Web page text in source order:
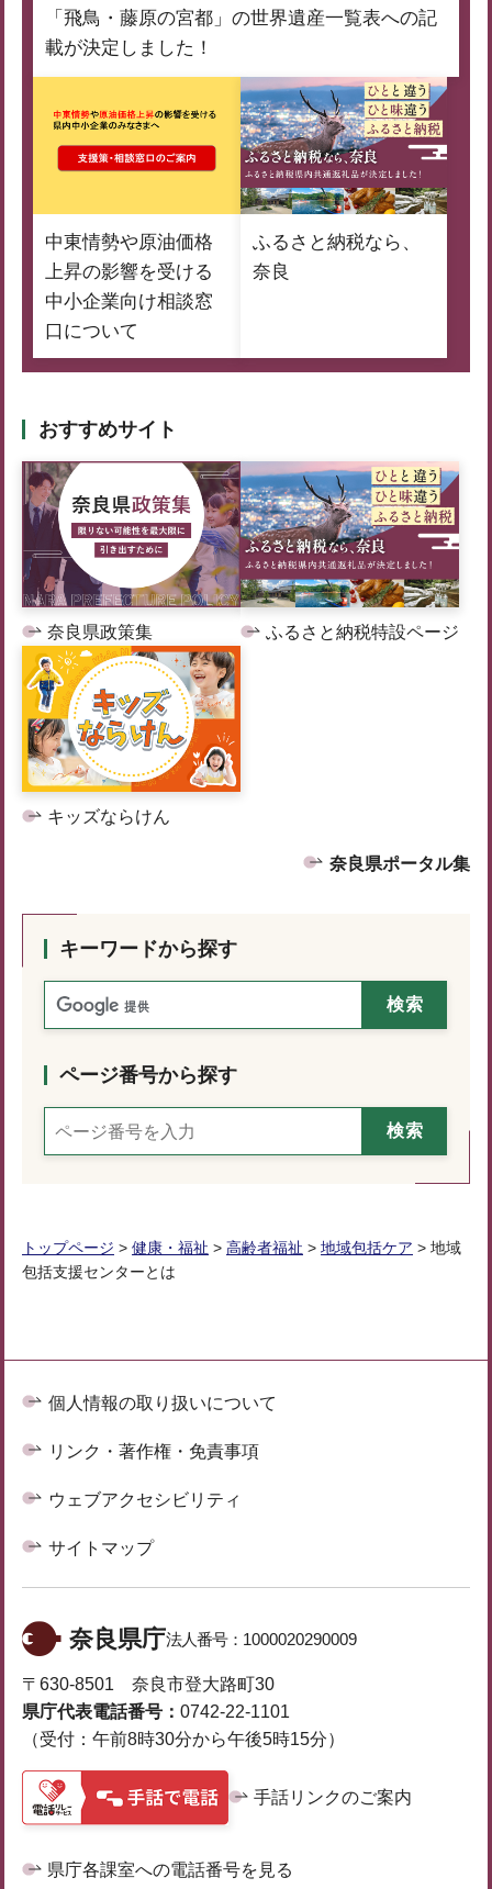
「飛鳥・藤原の宮都」の世界遺産一覧表への記
載が決定しました！
中東情勢や原油価格
上昇の影響を受ける
中小企業向け相談窓
口について
ふるさと納税なら、
奈良
おすすめサイト
奈良県政策集 ふるさと納税特設ページ
キッズならけん
奈良県ポータル集
キーワードから探す
ページ番号から探す
トップページ > 健康・福祉 > 高齢者福祉 > 地域包括ケア > 地域
包括支援センターとは
個人情報の取り扱いについて
リンク・著作権・免責事項
ウェブアクセシビリティ
サイトマップ
奈良県庁法人番号： 1000020290009
〒630-8501 奈良市登大路町30
県庁代表電話番号： 0742-22-1101
（受付：午前8時30分から午後5時15分）
手話リンクのご案内
県庁各課室への電話番号を見る